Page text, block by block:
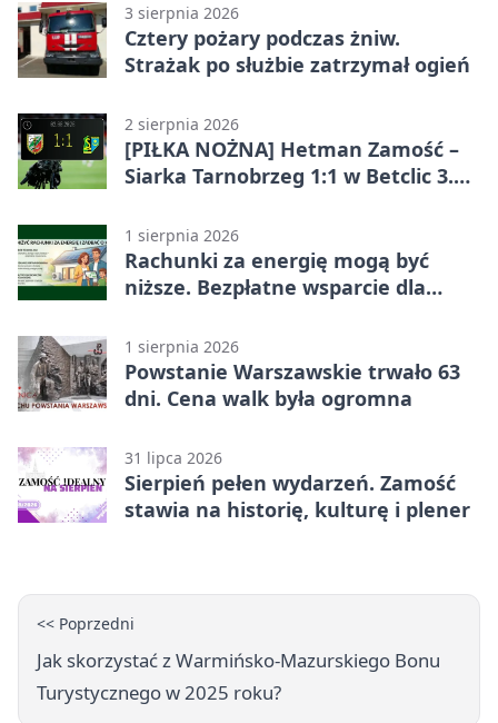
3 sierpnia 2026
Cztery pożary podczas żniw.
Strażak po służbie zatrzymał ogień
2 sierpnia 2026
[PIŁKA NOŻNA] Hetman Zamość –
Siarka Tarnobrzeg 1:1 w Betclic 3.
1 sierpnia 2026
Rachunki za energię mogą być
niższe. Bezpłatne wsparcie dla
1 sierpnia 2026
Powstanie Warszawskie trwało 63
dni. Cena walk była ogromna
31 lipca 2026
Sierpień pełen wydarzeń. Zamość
stawia na historię, kulturę i plener
<< Poprzedni
Jak skorzystać z Warmińsko-Mazurskiego Bonu
Turystycznego w 2025 roku?